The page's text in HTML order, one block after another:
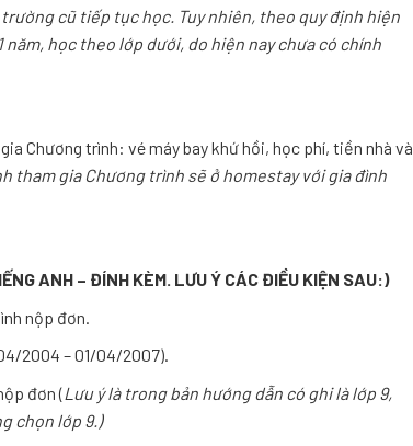
cũ tiếp tục học. Tuy nhiên, theo quy định hiện
năm, học theo lớp dưới, do hiện nay chưa có chính
Chương trình: vé máy bay khứ hồi, học phí, tiền nhà và
tham gia Chương trình sẽ ở homestay với gia đình
ANH – ĐÍNH KÈM. LƯU Ý CÁC ĐIỀU KIỆN SAU:)
nộp đơn.
2004 – 01/04/2007).
đơn (Lưu ý là trong bản hướng dẫn có ghi là lớp 9,
chọn lớp 9.)